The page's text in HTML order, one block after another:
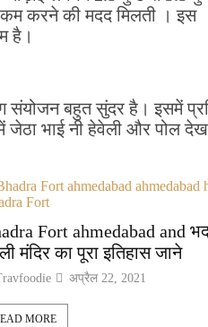
कम करने की मदद मिलती । इस
है।
संयोजन बहुत सुंदर है। इसमें
भाई नी हेवेली और पोल
Fort ahmedabad and
मंदिर का पूरा इतिहास जाने
अप्रैल 22, 2021
MORE